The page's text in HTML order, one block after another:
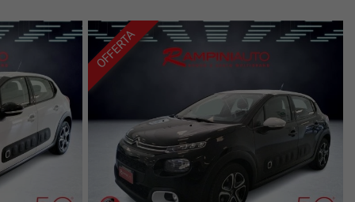
OFFERTA